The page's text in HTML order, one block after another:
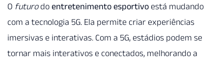
O futurodo entretenimento esportivo está mudando
com a tecnologia 5G. Ela permite criar experiências
imersivas e interativas. Com a 5G, estádios podem se
tornar mais interativos e conectados, melhorando a